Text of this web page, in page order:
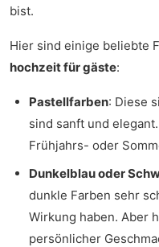
bist.
Hier sind einige beliebte
hochzeit für gäste:
Pastellfarben: Diese
sind sanft und
Frühjahrs- oder
Dunkelblau oder
dunkle Farben sehr
Wirkung haben. Aber
persönlicher